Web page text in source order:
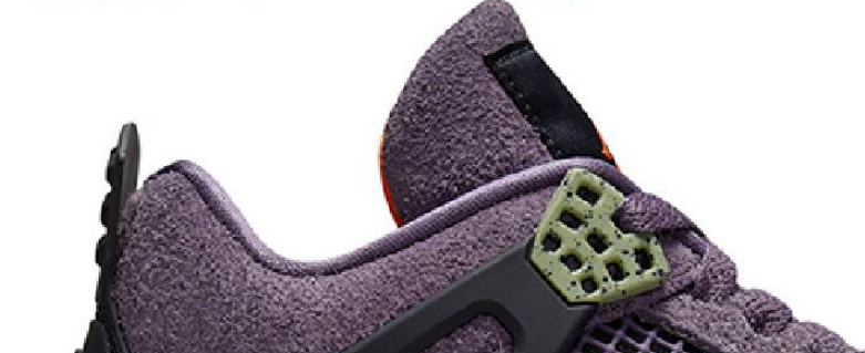
Тройная гарантия
оригинальности
Товар сертифицирован и опломбирован.
Проверяем на оригинальность
по 16 параметрам.
Если придёт подделка — вернём деньги
в трёхкратном размере.
Как мы провеяем товары